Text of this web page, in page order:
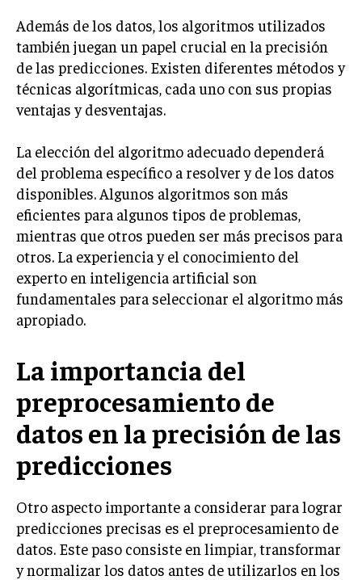
Además de los datos, los algoritmos utilizados
también juegan un papel crucial en la precisión
de las predicciones. Existen diferentes métodos y
técnicas algorítmicas, cada uno con sus propias
ventajas y desventajas.
La elección del algoritmo adecuado dependerá
del problema específico a resolver y de los datos
disponibles. Algunos algoritmos son más
eficientes para algunos tipos de problemas,
mientras que otros pueden ser más precisos para
otros. La experiencia y el conocimiento del
experto en inteligencia artificial son
fundamentales para seleccionar el algoritmo más
apropiado.
La importancia del
preprocesamiento de
datos en la precisión de las
predicciones
Otro aspecto importante a considerar para lograr
predicciones precisas es el preprocesamiento de
datos. Este paso consiste en limpiar, transformar
y normalizar los datos antes de utilizarlos en los